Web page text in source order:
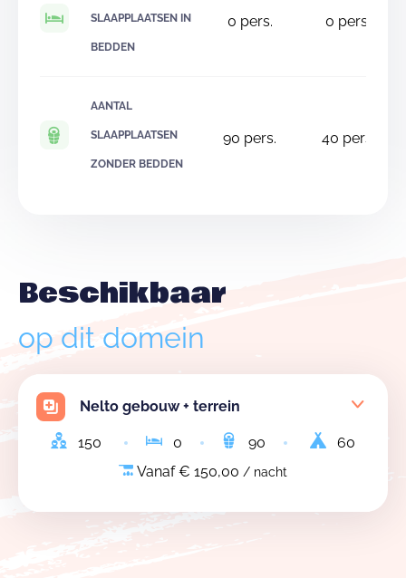
SLAAPPLAATSEN IN
BEDDEN
0 pers. 0 pers.
AANTAL
SLAAPPLAATSEN
ZONDER BEDDEN
90 pers. 40 pers.
Beschikbaar
op dit domein
Nelto gebouw + terrein
150 0 90
60
Vanaf € 150,00 / nacht